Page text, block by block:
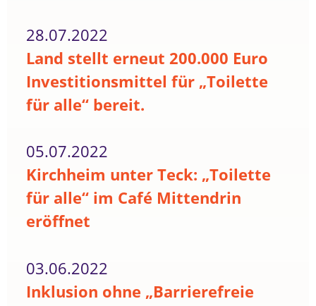
28.07.2022
Land stellt erneut 200.000 Euro
Investitionsmittel für „Toilette
für alle“ bereit.
05.07.2022
Kirchheim unter Teck: „Toilette
für alle“ im Café Mittendrin
eröffnet
03.06.2022
Inklusion ohne „Barrierefreie